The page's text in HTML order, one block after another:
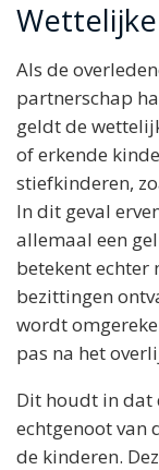
Als de
partnerschap
geldt de
of erkende
stiefkinderen,
In dit geval
allemaal een
betekent echter
bezittingen
wordt
pas na het
Dit houdt in dat
echtgenoot van
de kinderen.